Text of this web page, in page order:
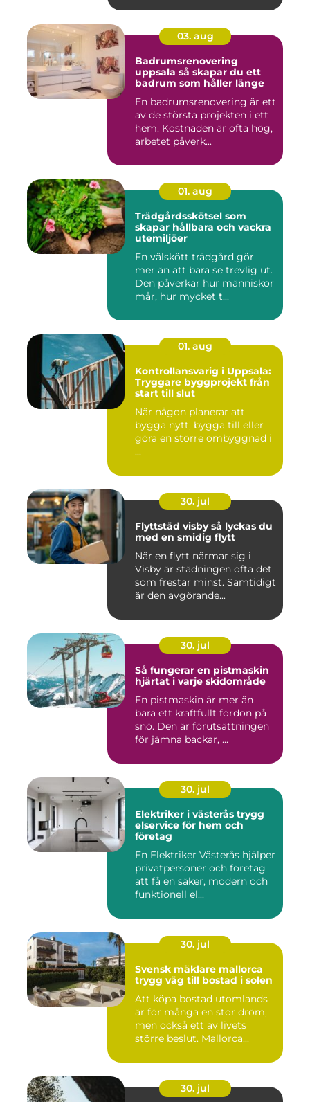
03. aug
Badrumsrenovering
uppsala så skapar du ett
badrum som håller länge
En badrumsrenovering är ett
av de största projekten i ett
hem. Kostnaden är ofta hög,
arbetet påverk...
01. aug
Trädgårdsskötsel som
skapar hållbara och vackra
utemiljöer
En välskött trädgård gör
mer än att bara se trevlig ut.
Den påverkar hur människor
mår, hur mycket t...
01. aug
Kontrollansvarig i Uppsala:
Tryggare byggprojekt från
start till slut
När någon planerar att
bygga nytt, bygga till eller
göra en större ombyggnad i
...
30. jul
Flyttstäd visby så lyckas du
med en smidig flytt
När en flytt närmar sig i
Visby är städningen ofta det
som frestar minst. Samtidigt
är den avgörande...
30. jul
Så fungerar en pistmaskin
hjärtat i varje skidområde
En pistmaskin är mer än
bara ett kraftfullt fordon på
snö. Den är förutsättningen
för jämna backar, ...
30. jul
Elektriker i västerås trygg
elservice för hem och
företag
En Elektriker Västerås hjälper
privatpersoner och företag
att få en säker, modern och
funktionell el...
30. jul
Svensk mäklare mallorca
trygg väg till bostad i solen
Att köpa bostad utomlands
är för många en stor dröm,
men också ett av livets
större beslut. Mallorca...
30. jul